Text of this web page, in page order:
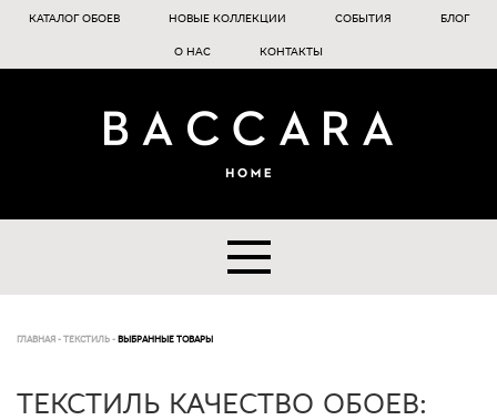
КАТАЛОГ ОБОЕВ НОВЫЕ КОЛЛЕКЦИИ СОБЫТИЯ БЛОГ
О НАС КОНТАКТЫ
ГЛАВНАЯ - ТЕКСТИЛЬ - ВЫБРАННЫЕ ТОВАРЫ
ТЕКСТИЛЬ КАЧЕСТВО ОБОЕВ: